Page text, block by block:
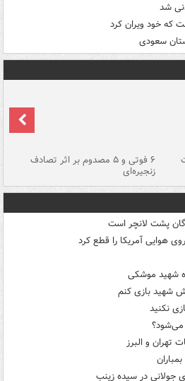
شد
که خود ویران کرد
سعودی
۶ فوتی و ۵ مصدوم بر اثر تصادف
زنجیره‌ای
پشت لانچر است
هوایی آمریکا را قطع کرد
شهید موشکی
شهید بازی کنم
نکنید
می‌شود؟
تهران و البرز
جولانی در سیده زینب